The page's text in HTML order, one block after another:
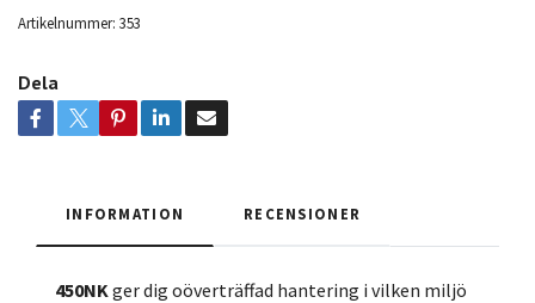
Artikelnummer: 353
Dela
INFORMATION RECENSIONER
450NK ger dig oöverträffad hantering i vilken miljö